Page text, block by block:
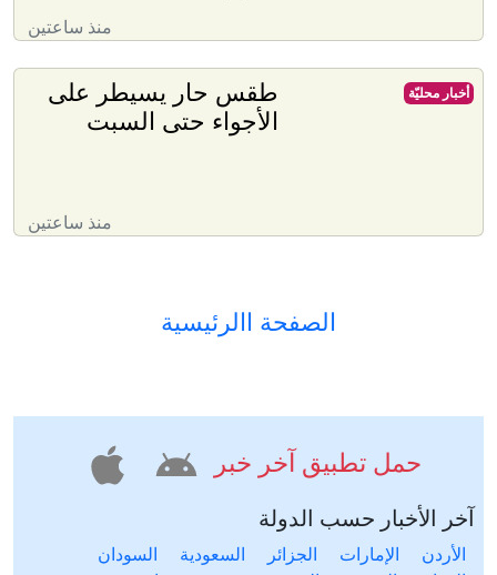
منذ ساعتين
طقس حار يسيطر على
الأجواء حتى السبت
منذ ساعتين
أخبار محليّة
الصفحة االرئيسية
حمل تطبيق آخر خبر
آخر الأخبار حسب الدولة
الأردن الإمارات الجزائر السعودية
السودان